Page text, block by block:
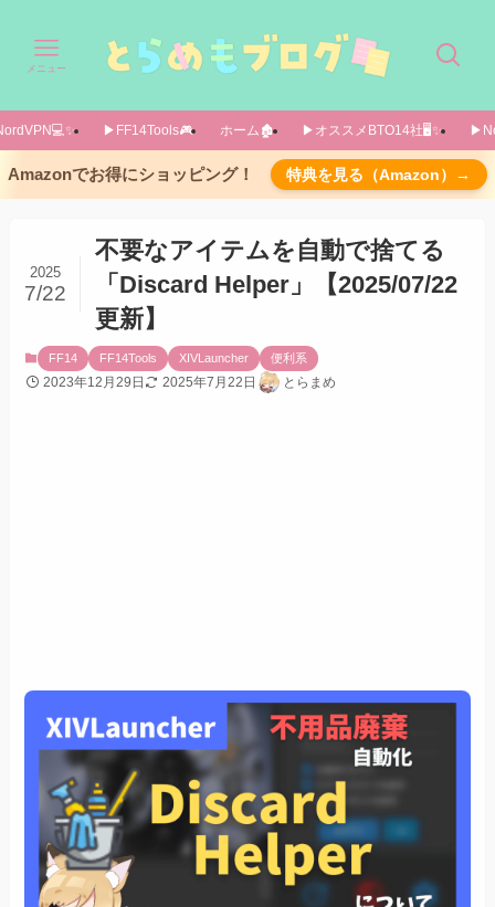
メニュー
▶FF14Tools🎮️ ホーム🏚️ ▶オススメBTO14社🖥️✨️
Amazonでお得にショッピング！ 特典を見る（Amazon）→
不要なアイテムを自動で捨てる
「Discard Helper」【2025/07/22
更新】
2025
7/22
FF14 FF14Tools XIVLauncher 便利系
2023年12月29日 2025年7月22日 とらまめ
導入方法
カスタムプラグインリポジトリを使用します
をインストール
設定ウィンドウ(/discardconfig)の説明
Items to Discardタブ 登録されているアイテム
一覧があります
Excluded Charactersタブ（キャラごとの除外設